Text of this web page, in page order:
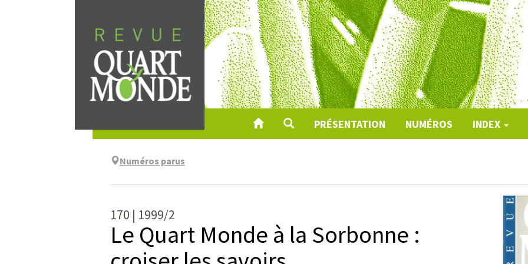
au
contenu
PRÉSENTATION NUMÉROS INDEX
Numéros parus
170 | 1999/2
Le Quart Monde à la Sorbonne :